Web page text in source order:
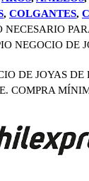
, COLGANTES,
NECESARIO
NEGOCIO DE
DE JOYAS DE
COMPRA